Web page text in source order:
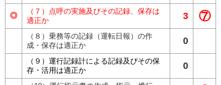
◎
（７）点呼の実施及びその記録、保存は
適正か
3 ⑦
（８）乗務等の記録（運転日報）の作
成・保存は適正か
0
（９）運行記録計による記録及びその保
存・活用は適正か
0